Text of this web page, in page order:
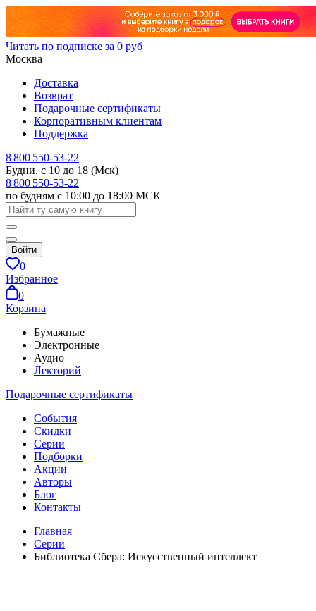
Читать по подписке за 0 руб
Москва
Доставка
Возврат
Подарочные сертификаты
Корпоративным клиентам
Поддержка
8 800 550-53-22
Будни, с 10 до 18 (Мск)
8 800 550-53-22
по будням с 10:00 до 18:00 МСК
Войти
0
Избранное
0
Корзина
Бумажные
Электронные
Аудио
Лекторий
Подарочные сертификаты
События
Скидки
Серии
Подборки
Акции
Авторы
Блог
Контакты
Главная
Серии
Библиотека Сбера: Искусственный интеллект